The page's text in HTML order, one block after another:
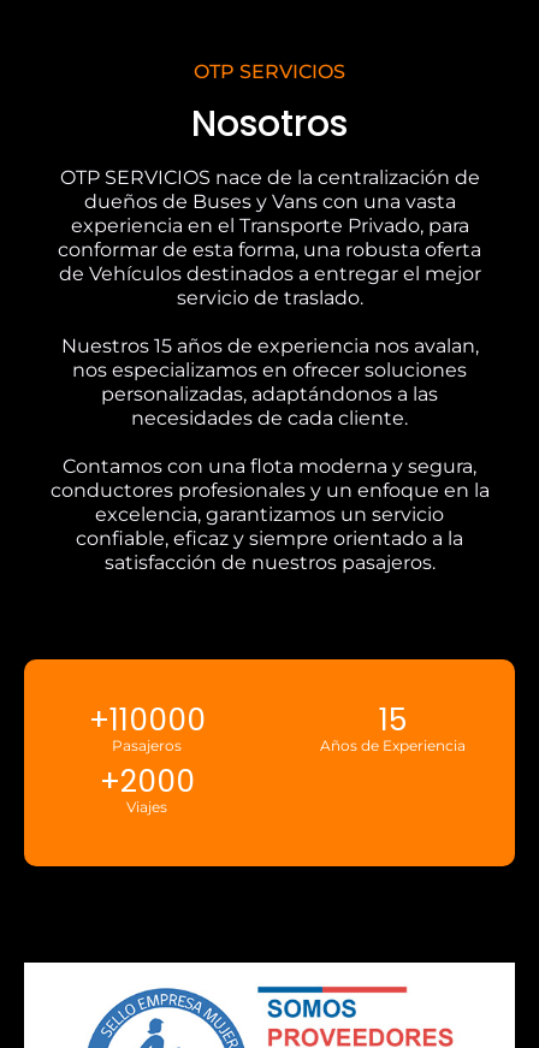
OTP SERVICIOS
Nosotros
OTP SERVICIOS nace de la centralización de
dueños de Buses y Vans con una vasta
experiencia en el Transporte Privado, para
conformar de esta forma, una robusta oferta
de Vehículos destinados a entregar el mejor
servicio de traslado.
Nuestros 15 años de experiencia nos avalan,
nos especializamos en ofrecer soluciones
personalizadas, adaptándonos a las
necesidades de cada cliente.
Contamos con una flota moderna y segura,
conductores profesionales y un enfoque en la
excelencia, garantizamos un servicio
confiable, eficaz y siempre orientado a la
satisfacción de nuestros pasajeros.
Pasajeros
+110000
Años de Experiencia
15
Viajes
+2000